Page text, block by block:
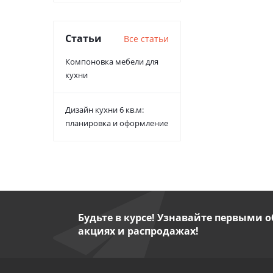
Статьи Все статьи
Компоновка мебели для
кухни
Дизайн кухни 6 кв.м:
планировка и оформление
Будьте в курсе! Узнавайте первыми
акциях и распродажах!